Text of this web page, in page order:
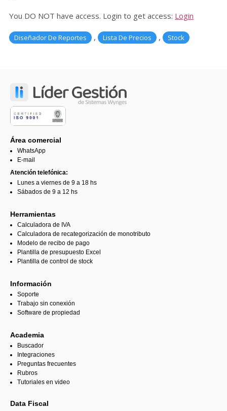
You DO NOT have access. Login to get access: Login
Diseñador De Reportes , Lista De Precios , Stock
Área comercial
WhatsApp
E-mail
Atención telefónica:
Lunes a viernes de 9 a 18 hs
Sábados de 9 a 12 hs
Herramientas
Calculadora de IVA
Calculadora de recategorización de monotributo
Modelo de recibo de pago
Plantilla de presupuesto Excel
Plantilla de control de stock
Información
Soporte
Trabajo sin conexión
Software de propiedad
Academia
Buscador
Integraciones
Preguntas frecuentes
Rubros
Tutoriales en video
Data Fiscal